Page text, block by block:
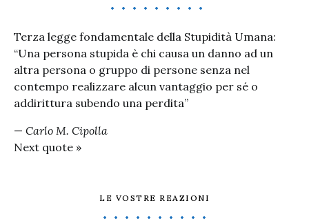
Terza legge fondamentale della Stupidità Umana:
“Una persona stupida è chi causa un danno ad un
altra persona o gruppo di persone senza nel
contempo realizzare alcun vantaggio per sé o
addirittura subendo una perdita”
— Carlo M. Cipolla
Next quote »
LE VOSTRE REAZIONI